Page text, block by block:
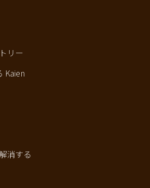
リー
Kaien
消する